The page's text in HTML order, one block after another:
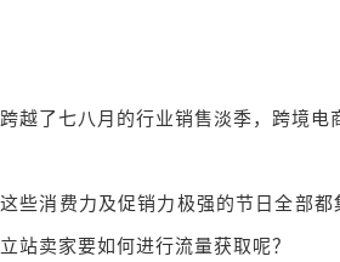
跨越了七八月的行业销售淡季，跨境
这些消费力及促销力极强的节日全部
立站卖家要如何进行流量获取呢？